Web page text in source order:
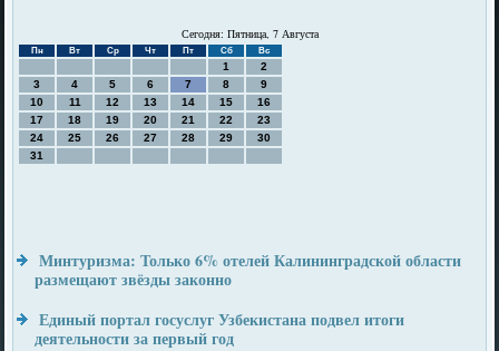
Сегодня: Пятница, 7 Августа
Пн Вт Ср Чт Пт Сб Вс
1
2
3
4 5 6 7 8
9
10
11 12 13 14 15
16
17
18 19 20 21 22
23
24
25 26 27 28 29
30
31
Минтуризма: Только 6% отелей Калининградской области
размещают звёзды законно
Единый портал госуслуг Узбекистана подвел итоги
деятельности за первый год